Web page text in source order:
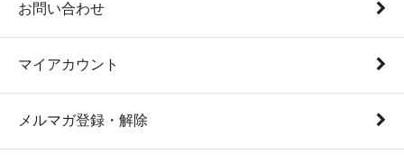
お問い合わせ
マイアカウント
メルマガ登録・解除